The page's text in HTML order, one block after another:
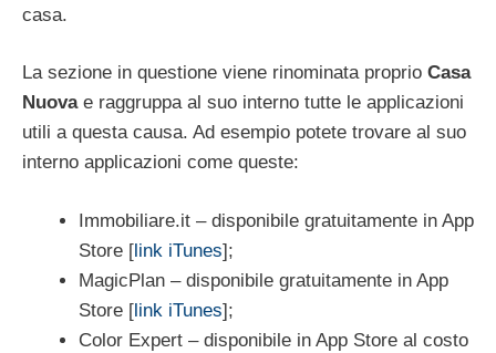
casa.
La sezione in questione viene rinominata proprio Casa
Nuova e raggruppa al suo interno tutte le applicazioni
utili a questa causa. Ad esempio potete trovare al suo
interno applicazioni come queste:
Immobiliare.it – disponibile gratuitamente in App
Store [link iTunes];
MagicPlan – disponibile gratuitamente in App
Store [link iTunes];
Color Expert – disponibile in App Store al costo